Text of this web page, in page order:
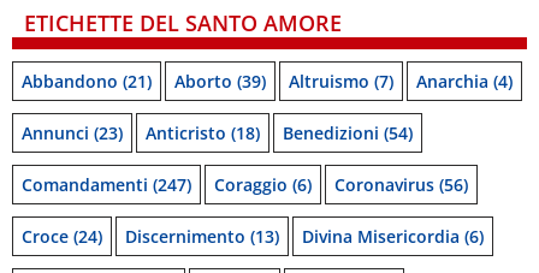
ETICHETTE DEL SANTO AMORE
Abbandono (21) Aborto (39) Altruismo (7) Anarchia (4)
Annunci (23) Anticristo (18) Benedizioni (54)
Comandamenti (247) Coraggio (6) Coronavirus (56)
Croce (24) Discernimento (13) Divina Misericordia (6)